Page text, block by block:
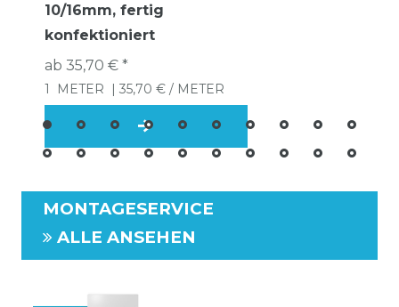
10/16mm, fertig
konfektioniert
ab 35,70 € *
1 METER | 35,70 € / METER
MONTAGESERVICE
ALLE ANSEHEN